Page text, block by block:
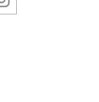
Instagram